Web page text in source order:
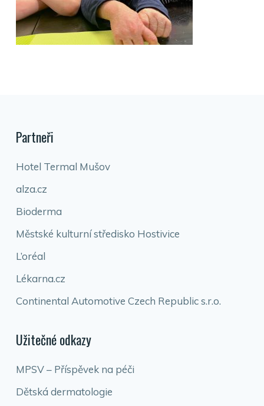
Partneři
Hotel Termal Mušov
alza.cz
Bioderma
Městské kulturní středisko Hostivice
L’oréal
Lékarna.cz
Continental Automotive Czech Republic s.r.o.
Užitečné odkazy
MPSV – Příspěvek na péči
Dětská dermatologie